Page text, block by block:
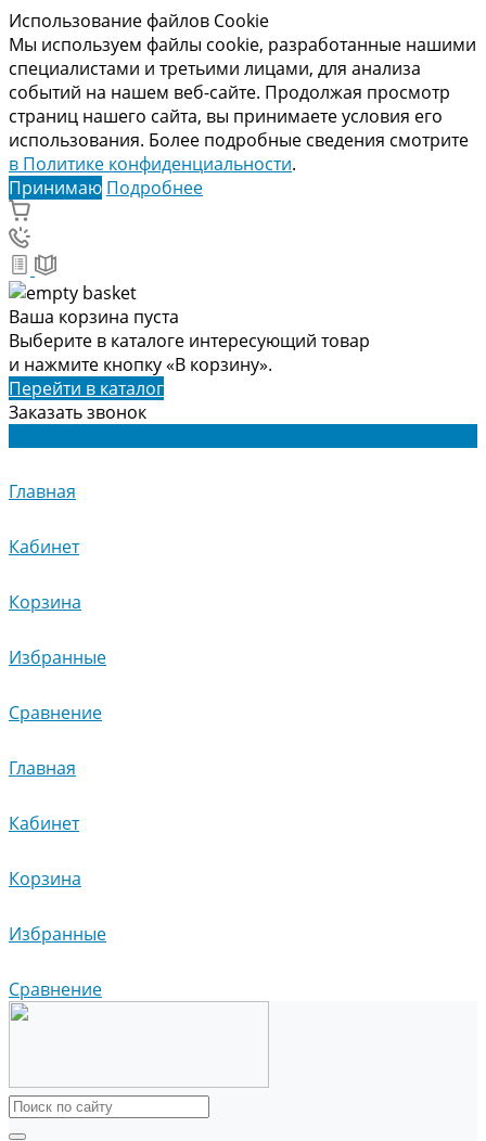
Использование файлов Cookie
Мы используем файлы cookie, разработанные нашими
специалистами и третьими лицами, для анализа
событий на нашем веб-сайте. Продолжая просмотр
страниц нашего сайта, вы принимаете условия его
использования. Более подробные сведения смотрите
в Политике конфиденциальности.
Принимаю Подробнее
Ваша корзина пуста
Выберите в каталоге интересующий товар
и нажмите кнопку «В корзину».
Перейти в каталог
Заказать звонок
Главная
Кабинет
Корзина
Избранные
Сравнение
Главная
Кабинет
Корзина
Избранные
Сравнение